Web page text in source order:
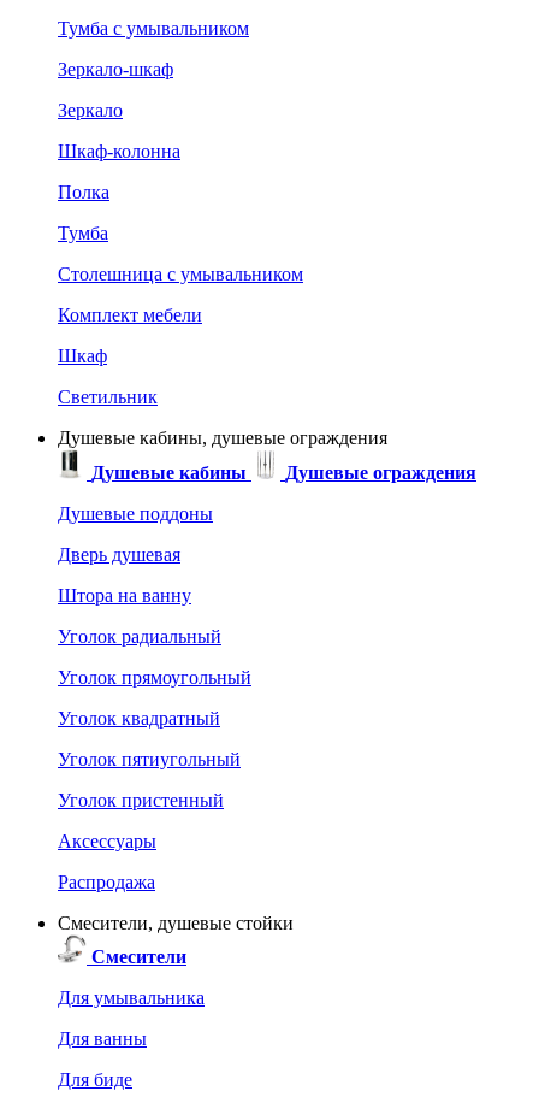
Тумба с умывальником
Зеркало-шкаф
Зеркало
Шкаф-колонна
Полка
Тумба
Столешница с умывальником
Комплект мебели
Шкаф
Светильник
Душевые кабины, душевые ограждения
Душевые кабины
Душевые ограждения
Душевые поддоны
Дверь душевая
Штора на ванну
Уголок радиальный
Уголок прямоугольный
Уголок квадратный
Уголок пятиугольный
Уголок пристенный
Аксессуары
Распродажа
Смесители, душевые стойки
Смесители
Для умывальника
Для ванны
Для биде